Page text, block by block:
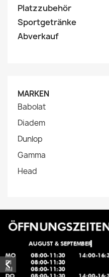
Platzzubehör
Sportgetränke
Abverkauf
MARKEN
Babolat
Diadem
Dunlop
Gamma
Head
